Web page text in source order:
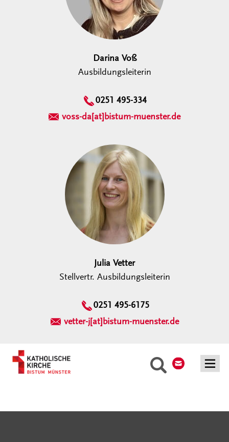
Suche
Darina Voß
Ausbildungsleiterin
0251 495-334
voss-da[at]bistum-muenster.de
Julia Vetter
Stellvertr. Ausbildungsleiterin
0251 495-6175
vetter-j[at]bistum-muenster.de